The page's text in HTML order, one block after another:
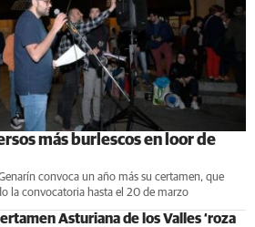
más burlescos en loor de
convoca un año más su certamen, que
la convocatoria hasta el 20 de marzo
Asturiana de los Valles ‘roza